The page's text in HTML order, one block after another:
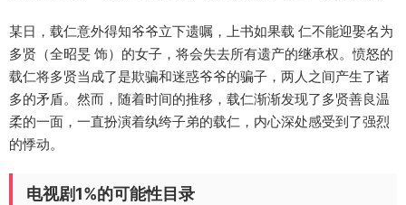
某日，载仁意外得知爷爷立下遗嘱，上书如果载 仁不能迎娶名为
多贤（全昭旻 饰）的女子，将会失去所有遗产的继承权。愤怒的
载仁将多贤当成了是欺骗和迷惑爷爷的骗子，两人之间产生了诸
多的矛盾。然而，随着时间的推移，载仁渐渐发现了多贤善良温
柔的一面，一直扮演着纨绔子弟的载仁，内心深处感受到了强烈
的悸动。
电视剧1%的可能性目录